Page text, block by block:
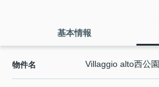
基本情報
物件名 Villaggio alto西公園